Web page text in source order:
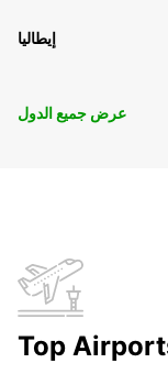
إيطاليا
عرض جميع الدول
Top